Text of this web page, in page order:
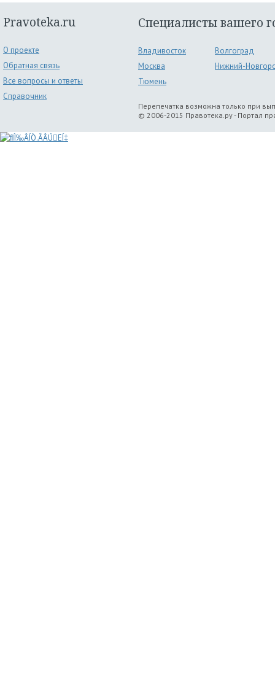
Pravoteka.ru
О проекте
Обратная связь
Все вопросы и ответы
Справочник
Специалисты вашего
Владивосток
Волгоград
Москва
Нижний-
Тюмень
Перепечатка возможна только при
© 2006-2015 Правотека.ру - Портал